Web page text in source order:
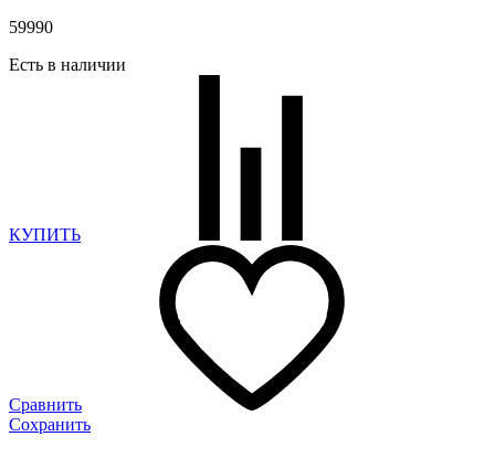
59990
Есть в наличии
КУПИТЬ
Сравнить
Сохранить